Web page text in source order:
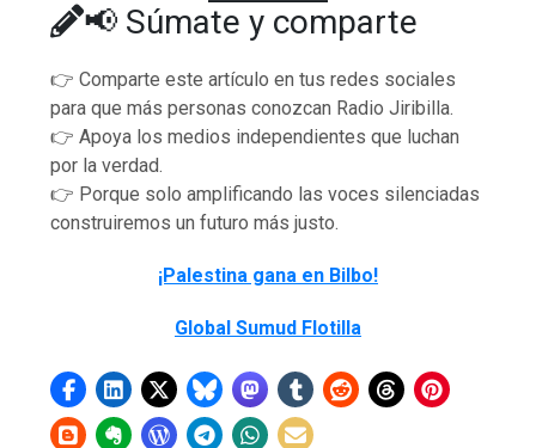
📢 Súmate y comparte
👉 Comparte este artículo en tus redes sociales
para que más personas conozcan Radio Jiribilla.
👉 Apoya los medios independientes que luchan
por la verdad.
👉 Porque solo amplificando las voces silenciadas
construiremos un futuro más justo.
¡Palestina gana en Bilbo!
Global Sumud Flotilla